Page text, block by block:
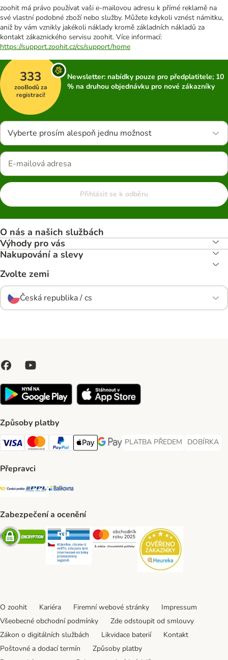
zoohit má právo používat vaši e-mailovou adresu k přímé reklamě na
své vlastní podobné zboží nebo služby. Můžete kdykoli vznést námitku,
aniž by vám vznikly jakékoli náklady kromě základních nákladů za
kontakt zákaznického servisu zoohit. Více informací:
https://support.zoohit.cz/cs/support/home
333
zooBodů za
registraci!
Newsletter: nabídky pouze pro předplatitele; 10
% na druhou objednávku pro nové zákazníky
Vyberte prosím alespoň jednu možnost
Přihlásit se k odběru
O nás a našich službách
Výhody pro vás
Nakupování a slevy
Zvolte zemi
Česká republika / cs
Způsoby platby
Visa Payment Method
Mastercard Payment Method
PayPal Payment Method
Apple pay Payment Method
GooglePay Payment Method
PLATBA PŘEDEM
PLATBA PŘEDEM Payment
DOBÍRKA
DOBÍRKA
Přepravci
Česká pošta Shipping Method
PPL Shipping Method
Balíkovna Shipping Method
Zabezpečení a ocenění
Security Security Security
O zoohit Kariéra Firemní webové stránky
Impressum
Všeobecné obchodní podmínky
Zde odstoupit od smlouvy
Zákon o digitálních službách
Likvidace baterií
Kontakt
Poštovné a dodací termín
Způsoby platby